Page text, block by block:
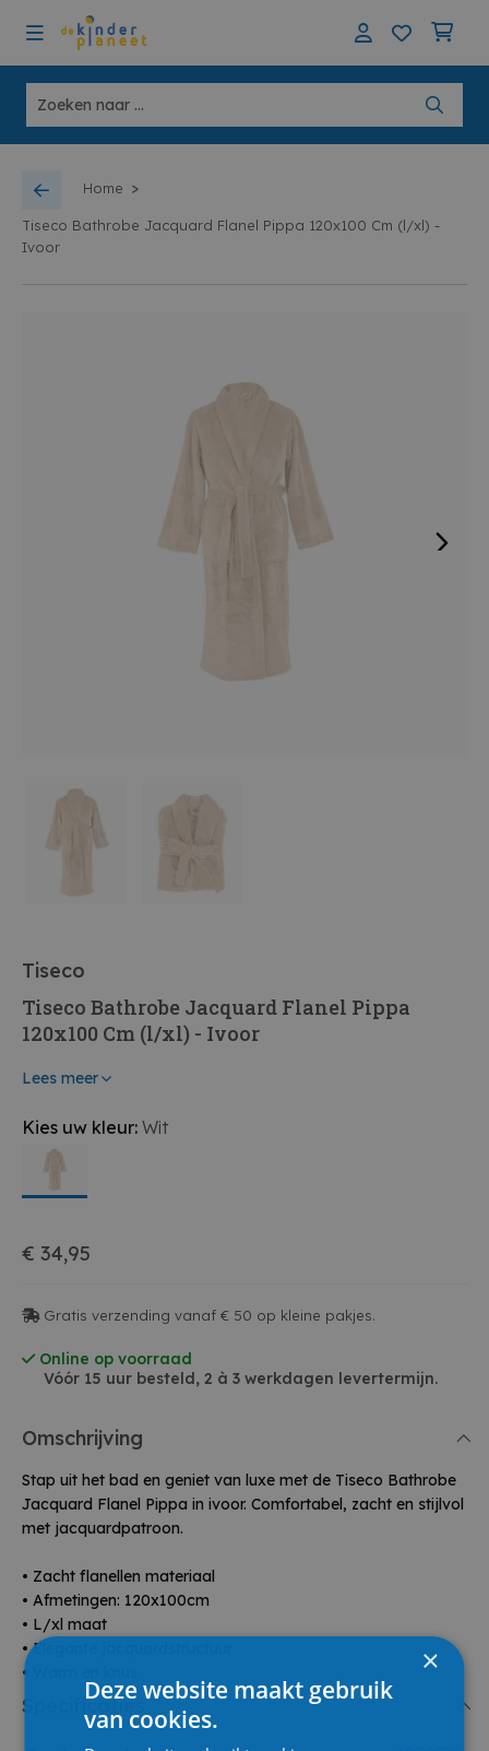
Home >
Tiseco Bathrobe Jacquard Flanel Pippa 120x100 Cm (l/xl) -
Ivoor
Tiseco
Tiseco Bathrobe Jacquard Flanel Pippa
120x100 Cm (l/xl) - Ivoor
Lees meer
Kies uw kleur: Wit
€ 34,95
Gratis verzending vanaf € 50 op kleine pakjes.
Online op voorraad
Vóór 15 uur besteld, 2 à 3 werkdagen levertermijn.
Omschrijving
Stap uit het bad en geniet van luxe met de Tiseco Bathrobe
Jacquard Flanel Pippa in ivoor. Comfortabel, zacht en stijlvol
met jacquardpatroon.
• Zacht flanellen materiaal
• Afmetingen: 120x100cm
• L/xl maat
• Elegante jacquardstructuur
• Warm en knus
Specificaties
×
Deze website maakt gebruik
van cookies.